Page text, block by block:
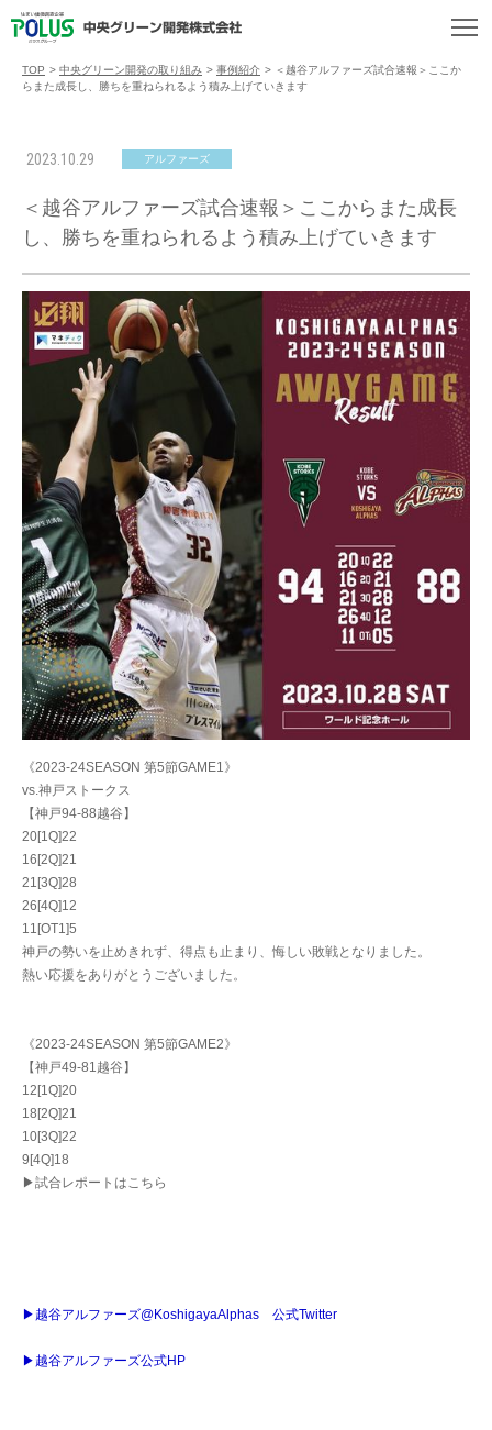
TOP > 中央グリーン開発の取り組み > 事例紹介 > ＜越谷アルファーズ試合速報＞ここか
らまた成長し、勝ちを重ねられるよう積み上げていきます
2023.10.29 アルファーズ
＜越谷アルファーズ試合速報＞ここからまた成長
し、勝ちを重ねられるよう積み上げていきます
《2023-24SEASON 第5節GAME1》
vs.神戸ストークス
【神戸94-88越谷】
20[1Q]22
16[2Q]21
21[3Q]28
26[4Q]12
11[OT1]5
神戸の勢いを止めきれず、得点も止まり、悔しい敗戦となりました。
熱い応援をありがとうございました。
《2023-24SEASON 第5節GAME2》
【神戸49-81越谷】
12[1Q]20
18[2Q]21
10[3Q]22
9[4Q]18
▶試合レポートはこちら
▶越谷アルファーズ@KoshigayaAlphas 公式Twitter
▶越谷アルファーズ公式HP